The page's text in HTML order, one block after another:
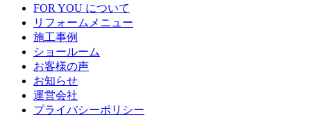
FOR YOU について
リフォームメニュー
施工事例
ショールーム
お客様の声
お知らせ
運営会社
プライバシーポリシー